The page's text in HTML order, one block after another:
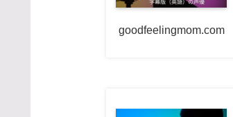
goodfeelingmom.com